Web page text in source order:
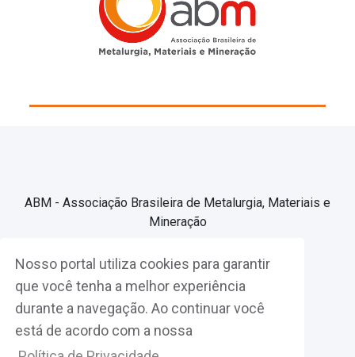
Nosso portal utiliza cookies para garantir
que você tenha a melhor experiência
durante a navegação. Ao continuar você
está de acordo com a nossa
ABM - Associação Brasileira de Metalurgia, Materiais e
Mineração
Associe-se
Fazer Login